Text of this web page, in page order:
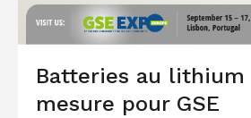
Batteries au lithium
mesure pour GSE